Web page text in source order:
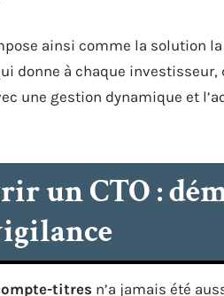
ainsi comme la solution
donne à chaque
une gestion dynamique et
un CTO :
titres n’a jamais été